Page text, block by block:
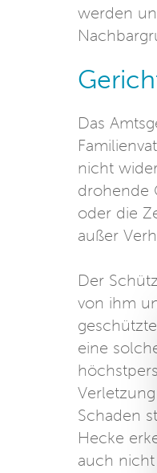
werden
Das
nicht
drohende
oder die
außer
Der
von ihm
eine
Schaden
Hecke
auch